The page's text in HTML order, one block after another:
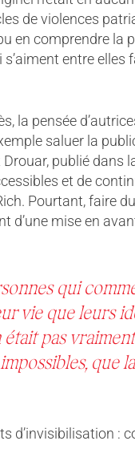
de violences
en comprendre la
entre elles
la pensée
saluer la
Drouar, publié dans
et de
Pourtant, faire
d’une mise en
qui
vie que leurs
pas
que
d’invisibilisation :